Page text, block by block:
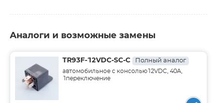
Аналоги и возможные замены
TR93F-12VDC-SC-C Полный аналог
автомобильное с консолью12VDC, 40А,
1переключение